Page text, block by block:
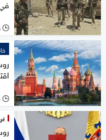
l
l